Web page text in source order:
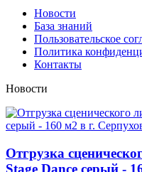
Новости
База знаний
Пользовательское
Политика
Контакты
Новости
Отгрузка
Stage Dance серый -